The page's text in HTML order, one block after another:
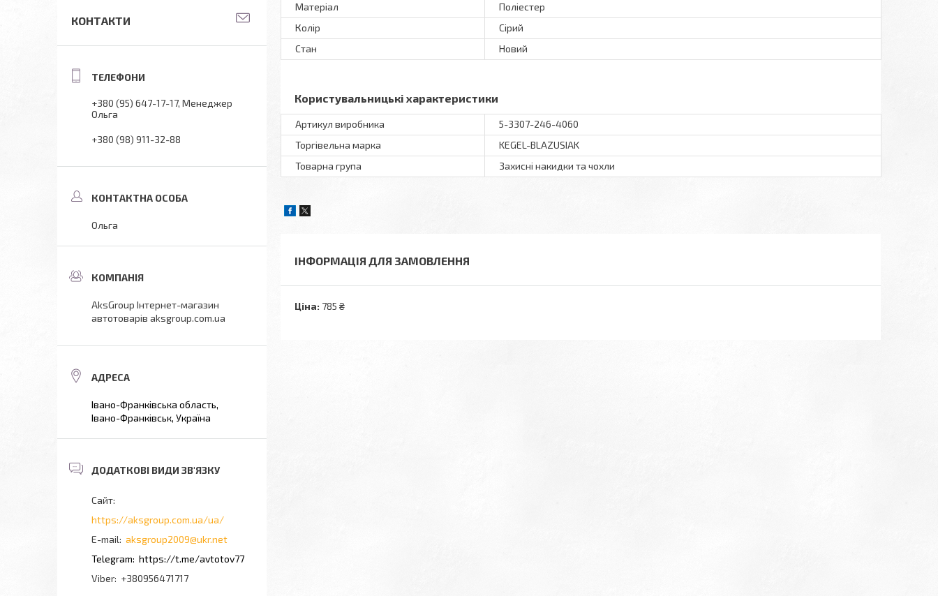
Матеріал
Поліестер
Колір
Сірий
Стан
Новий
Користувальницькі характеристики
Артикул виробника
5-3307-246-4060
Торгівельна марка
KEGEL-BLAZUSIAK
Товарна група
Захисні накидки та чохли
ІНФОРМАЦІЯ ДЛЯ ЗАМОВЛЕННЯ
Ціна: 785 ₴
КОНТАКТИ
+380 (95) 647-17-17 Менеджер
Ольга
+380 (98) 911-32-88
Ольга
AksGroup Інтернет-магазин
автотоварів aksgroup.com.ua
Івано-Франківська область,
Івано-Франківськ, Україна
https://aksgroup.com.ua/ua/
aksgroup2009@ukr.net
https://t.me/avtotov77
+380956471717